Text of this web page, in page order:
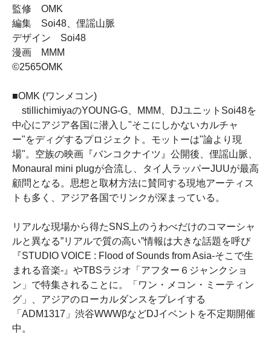
監修 OMK
編集 Soi48、俚謡山脈
デザイン Soi48
漫画 MMM
©︎2565OMK
■OMK (ワンメコン)
stillichimiyaのYOUNG-G、MMM、DJユニットSoi48を
中心にアジア各国に潜入し"そこにしかないカルチャ
ー"をディグするプロジェクト。モットーは"論より現
場"。空族の映画『バンコクナイツ』公開後、俚謡山脈、
Monaural mini plugが合流し、タイ人ラッパーJUUが最高
顧問となる。思想と取材方法に賛同する現地アーティス
トも多く、アジア各国でリンクが深まっている。
リアルな現場から得たSNS上のうわべだけのコマーシャ
ルと異なる”リアルで質の高い”情報は大きな話題を呼び
『STUDIO VOICE : Flood of Sounds from Asia-そこで生
まれる音楽-』やTBSラジオ「アフター６ジャンクショ
ン」で特集されることに。「ワン・メコン・ミーティン
グ」、アジアのローカルダンスをプレイする
「ADM1317」渋谷WWWβなどDJイベントを不定期開催
中。